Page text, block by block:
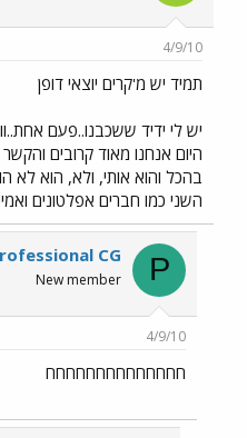
4/9/10
תמיד יש מ'קרים יוצאי דופן
יש לי ידיד ששכבנו..פעם
היום אנחנו מאוד קרובים
בהכל והוא אותי, ולא, הוא לא
השני כמו חברים אפלטונים
P
CG
New member
4/9/10
חחחחחחחחחחחחחח